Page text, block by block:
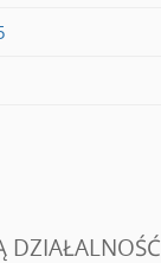
DZIAŁALNOŚĆ